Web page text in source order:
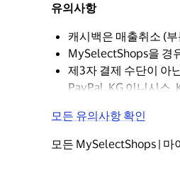
유의사항
캐시백은 매출취소 (
MySelectShops을 경
제3자 결제 수단이 아
PayPal, KG 이니시스,
모든 유의사항 확인
모든 MySelectShops | 마